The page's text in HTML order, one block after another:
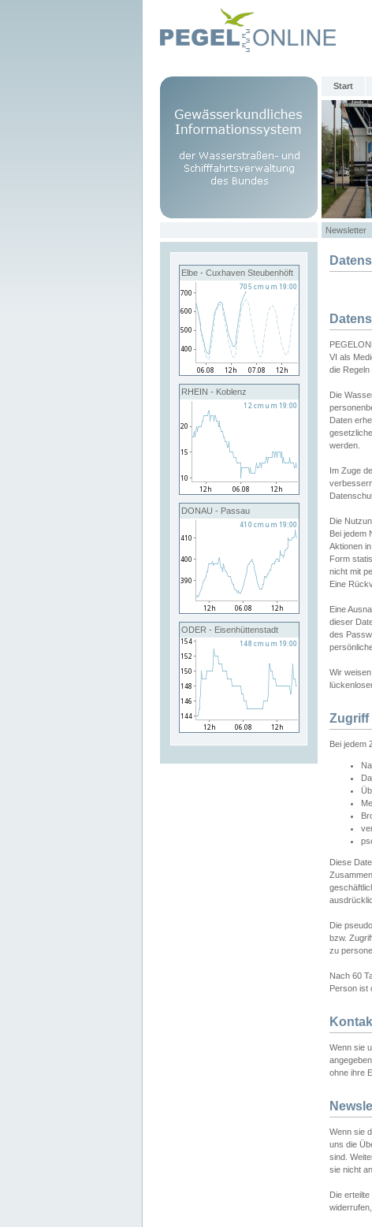
Start
Newsletter
Elbe - Cuxhaven Steubenhöft
RHEIN - Koblenz
DONAU - Passau
ODER - Eisenhüttenstadt
VI als
die
Die
Daten
werden.
Im Zuge
Die
Bei jedem
Aktionen
Form
nicht mit
Eine
Eine
dieser
des
Wir
Zugriff
Bei jedem
Diese
Die
bzw.
zu
Nach 60
Person ist
Wenn sie
ohne ihre
Wenn sie
uns die
sind.
sie nicht
Die